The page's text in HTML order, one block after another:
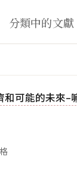
分類中的文獻
和可能的未來–